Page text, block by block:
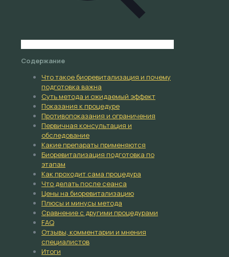
Содержание
Что такое биоревитализация и почему
подготовка важна
Суть метода и ожидаемый эффект
Показания к процедуре
Противопоказания и ограничения
Первичная консультация и
обследование
Какие препараты применяются
Биоревитализация подготовка по
этапам
Как проходит сама процедура
Что делать после сеанса
Цены на биоревитализацию
Плюсы и минусы метода
Сравнение с другими процедурами
FAQ
Отзывы, комментарии и мнения
специалистов
Итоги